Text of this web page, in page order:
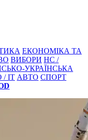
ЕКОНОМІКА ТА
ВИБОРИ НС /
УКРАЇНСЬКА
/ IT АВТО СПОРТ